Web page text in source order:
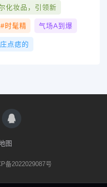
化妆品，引领新
时髦精 气场A到爆
点痣的
图
备2022029087号